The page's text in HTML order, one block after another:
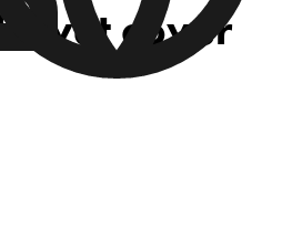
cover